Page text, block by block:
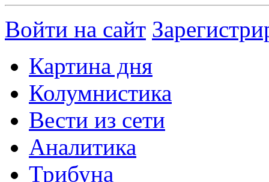
Войти на сайт
Картина дня
Колумнистика
Вести из сети
Аналитика
Трибуна